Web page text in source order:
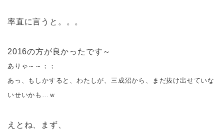
率直に言うと。。。
2016の方が良かったです～
ありゃ～～；；
あっ、もしかすると、わたしが、三成沼から、まだ抜け出せていな
いせいかも…ｗ
えとね、まず、